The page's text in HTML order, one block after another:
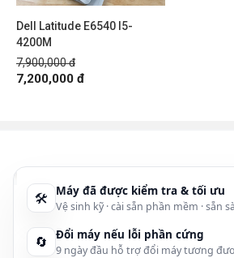
Dell Latitude E6540 I5-
4200M
7,900,000 đ
7,200,000 đ
🛠 Máy đã được kiểm tra & tối ưu
Vệ sinh kỹ · cài sẵn phần mềm · sẵn
🔄 Đổi máy nếu lỗi phần cứng
9 ngày đầu hỗ trợ đổi máy tương